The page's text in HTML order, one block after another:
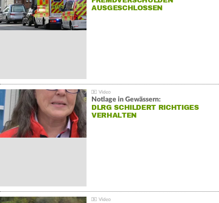
AUSGESCHLOSSEN
Notlage in Gewässern:
DLRG SCHILDERT RICHTIGES
VERHALTEN